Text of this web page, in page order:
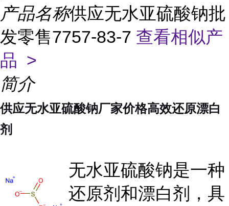
产品名称供应无水亚硫酸钠批
发零售7757-83-7 查看相似产
品 >
简介
供应无水亚硫酸钠厂家价格高效还原漂白
剂
无水亚硫酸钠是一种
还原剂和漂白剂，具